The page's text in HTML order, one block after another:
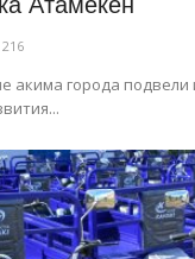
216
акима города подвели